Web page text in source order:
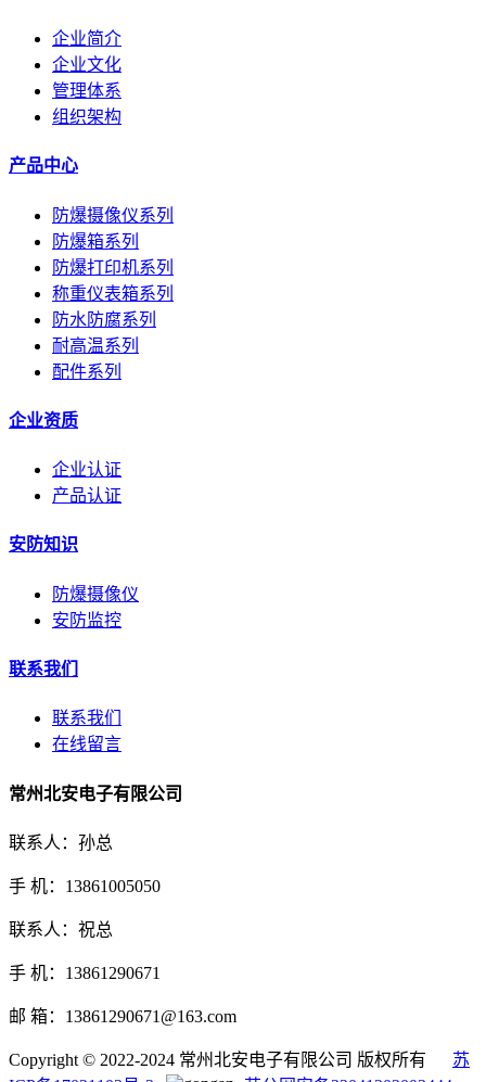
企业简介
企业文化
管理体系
组织架构
产品中心
防爆摄像仪系列
防爆箱系列
防爆打印机系列
称重仪表箱系列
防水防腐系列
耐高温系列
配件系列
企业资质
企业认证
产品认证
安防知识
防爆摄像仪
安防监控
联系我们
联系我们
在线留言
常州北安电子有限公司
联系人：孙总
手 机：13861005050
联系人：祝总
手 机：13861290671
邮 箱：13861290671@163.com
Copyright © 2022-2024 常州北安电子有限公司 版权所有 苏